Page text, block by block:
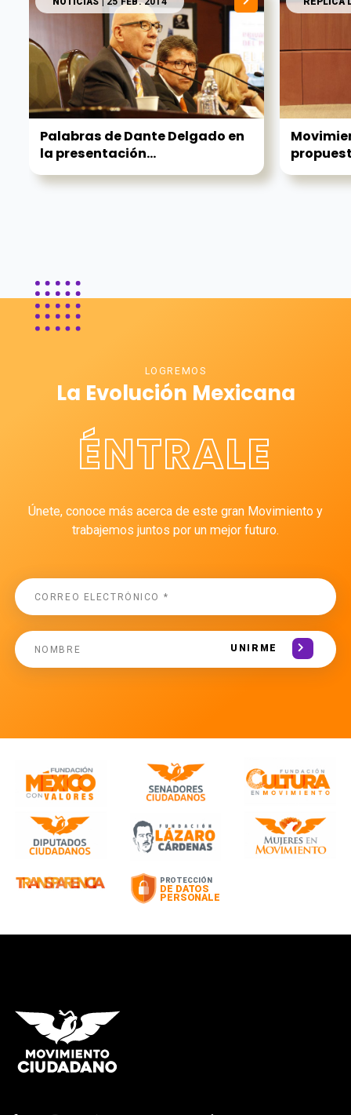
Palabras de Dante Delgado en
la presentación...
LOGREMOS
La Evolución Mexicana
ÉNTRALE
Únete, conoce más acerca de este gran Movimiento y
trabajemos juntos por un mejor futuro.
UNIRME